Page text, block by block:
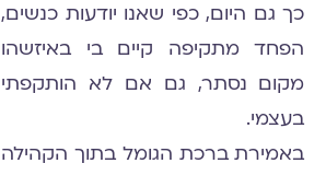
כך גם היום, כפי שאנו יודעות כנשים,
הפחד מתקיפה קיים בי באיזשהו
מקום נסתר, גם אם לא הותקפתי
בעצמי.
באמירת ברכת הגומל בתוך הקהילה